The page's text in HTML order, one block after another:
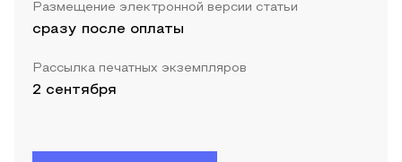
Размещение электронной версии статьи
сразу после оплаты
Рассылка печатных экземпляров
2 сентября